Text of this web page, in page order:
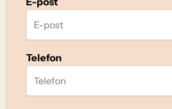
Telefon